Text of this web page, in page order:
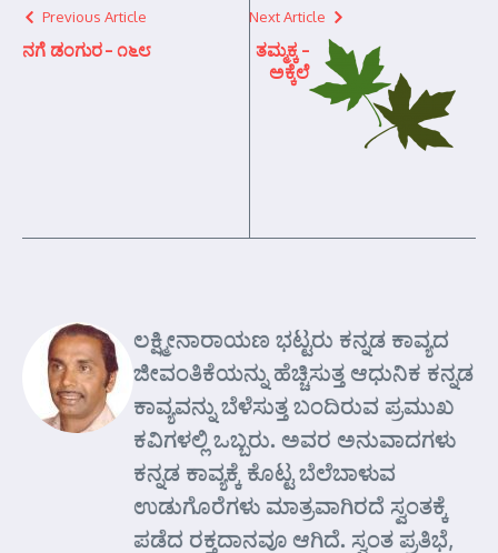
Previous Article
ನಗೆ ಡಂಗುರ – ೧೬೮
Next Article
ತಮ್ಮಕ್ಕ –
ಅಕ್ಕೆಲೆ
ಲಕ್ಷ್ಮೀನಾರಾಯಣ ಭಟ್ಟರು ಕನ್ನಡ ಕಾವ್ಯದ
ಜೀವಂತಿಕೆಯನ್ನು ಹೆಚ್ಚಿಸುತ್ತ ಆಧುನಿಕ ಕನ್ನಡ
ಕಾವ್ಯವನ್ನು ಬೆಳೆಸುತ್ತ ಬಂದಿರುವ ಪ್ರಮುಖ
ಕವಿಗಳಲ್ಲಿ ಒಬ್ಬರು. ಅವರ ಅನುವಾದಗಳು
ಕನ್ನಡ ಕಾವ್ಯಕ್ಕೆ ಕೊಟ್ಟ ಬೆಲೆಬಾಳುವ
ಉಡುಗೊರೆಗಳು ಮಾತ್ರವಾಗಿರದೆ ಸ್ವಂತಕ್ಕೆ
ಪಡೆದ ರಕ್ತದಾನವೂ ಆಗಿದೆ. ಸ್ವಂತ ಪ್ರತಿಭೆ,